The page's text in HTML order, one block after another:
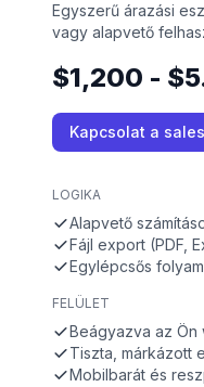
Egyszerű árazási
vagy alapvető
$1,200 -
Kapcsolat a
LOGIKA
Alapvető
Fájl export (PDF,
Egylépcsős
FELÜLET
Beágyazva az Ön
Tiszta, márkázott
Mobilbarát és